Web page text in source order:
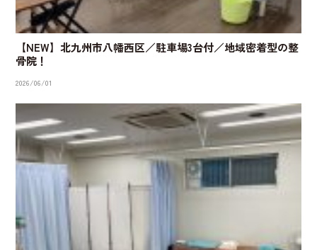
【NEW】北九州市八幡西区／駐車場3台付／地域密着型の整
骨院！
2026/06/01